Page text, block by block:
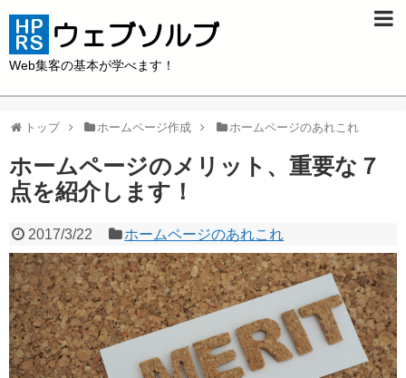
Web集客の基本が学べます！
トップ ホームページ作成 ホームページのあれこれ
ホームページのメリット、重要な７
点を紹介します！
2017/3/22 ホームページのあれこれ